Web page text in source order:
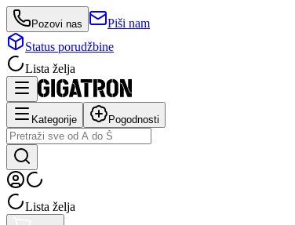
Pozovi nas
Piši nam
Status porudžbine
Lista želja
Kategorije Pogodnosti
Lista želja